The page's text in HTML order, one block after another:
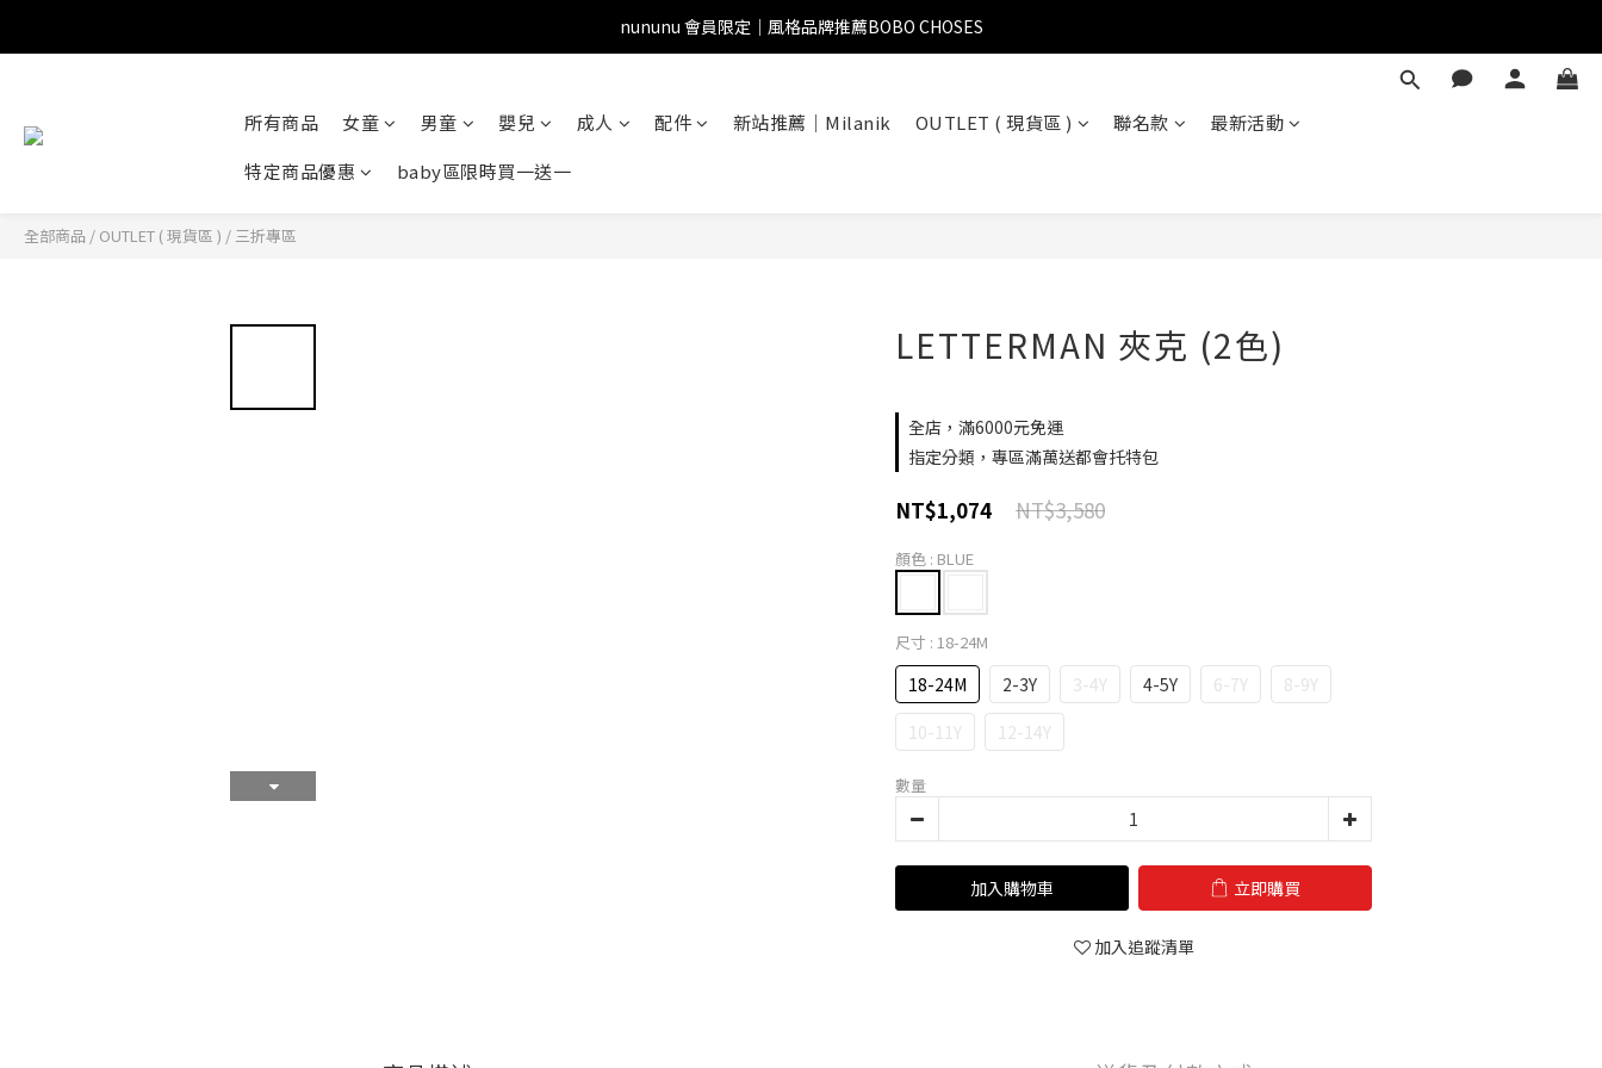
nununu 會員限定｜風格品牌推薦BOBO CHOSES
所有商品 女童 男童 嬰兒 成人 配件 新站推薦｜Milanik OUTLET ( 現貨區 ) 聯名款
最新活動
特定商品優惠
baby區限時買一送一
全部商品 / OUTLET ( 現貨區 ) / 三折專區
LETTERMAN 夾克 (2色)
全店，滿6000元免運
指定分類，專區滿萬送都會托特包
NT$3,580
NT$1,074
顏色 : BLUE
尺寸 : 18-24M
18-24M 2-3Y 3-4Y 4-5Y 6-7Y
8-9Y
10-11Y
12-14Y
數量
加入購物車 立即購買
加入追蹤清單